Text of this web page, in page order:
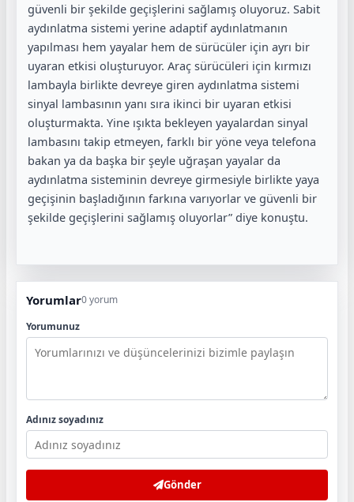
güvenli bir şekilde geçişlerini sağlamış oluyoruz. Sabit
aydınlatma sistemi yerine adaptif aydınlatmanın
yapılması hem yayalar hem de sürücüler için ayrı bir
uyaran etkisi oluşturuyor. Araç sürücüleri için kırmızı
lambayla birlikte devreye giren aydınlatma sistemi
sinyal lambasının yanı sıra ikinci bir uyaran etkisi
oluşturmakta. Yine ışıkta bekleyen yayalardan sinyal
lambasını takip etmeyen, farklı bir yöne veya telefona
bakan ya da başka bir şeyle uğraşan yayalar da
aydınlatma sisteminin devreye girmesiyle birlikte yaya
geçişinin başladığının farkına varıyorlar ve güvenli bir
şekilde geçişlerini sağlamış oluyorlar” diye konuştu.
Yorumlar0 yorum
Yorumunuz
Adınız soyadınız
Gönder